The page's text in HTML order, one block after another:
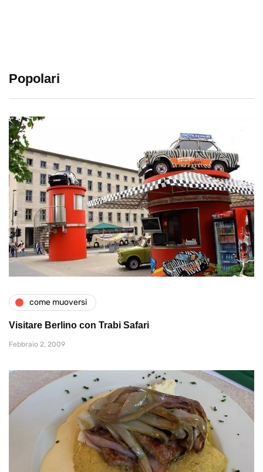
Popolari
come muoversi
Visitare Berlino con Trabi Safari
Febbraio 2, 2009